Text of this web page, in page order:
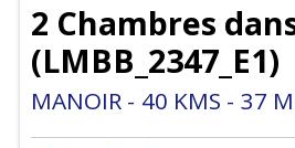
2 Chambres
(LMBB_2347_E1)
MANOIR 40 KMS 37